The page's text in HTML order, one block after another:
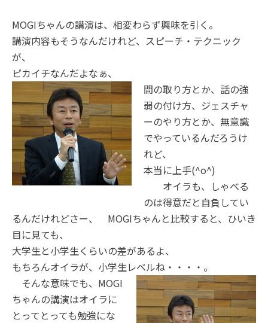
MOGIちゃんの講演は、相変わらず興味を引く。
講演内容もそうなんだけれど、スピーチ・テクニック
が、
ピカイチなんだよなぁ、
間の取り方とか、話の強
弱の付け方、ジェスチャ
ーのやり方とか、無意識
でやっているんだろうけ
れど、
本当に上手(^o^)
オイラも、しゃべる
のは得意だと自負してい
るんだけれどさー、 MOGIちゃんと比較すると、ひいき
目に見ても、
大学生と小学生くらいの差があるよ、
もちろんオイラが、小学生レベルね・・・・。
そんな意味でも、MOGI
ちゃんの講演はオイラに
とってとっても勉強にな